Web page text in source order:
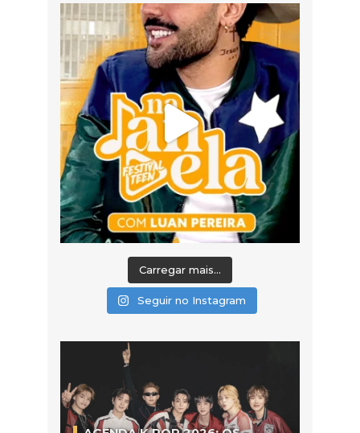
Carregar mais...
Seguir no Instagram